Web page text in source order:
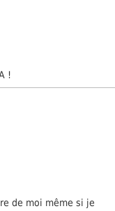
!
de moi même si je